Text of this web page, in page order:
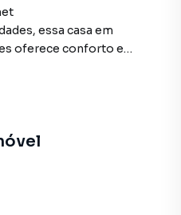
essa casa em
oferece conforto e